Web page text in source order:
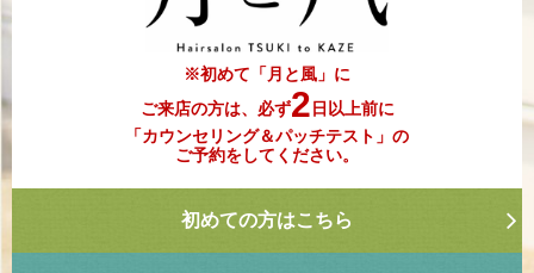
※初めて「月と風」に
ご来店の方は、必ず2 日以上前に
「カウンセリング＆パッチテスト」の
ご予約をしてください。
初めての方はこちら